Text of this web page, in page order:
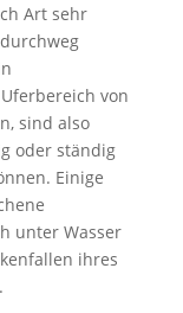
Art sehr
von
sind also
oder ständig
Einige
unter Wasser
ihres